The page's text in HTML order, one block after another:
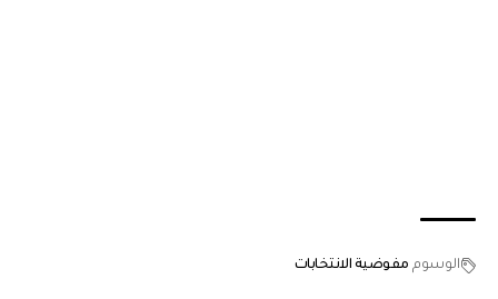
الوسوم مفوضية الانتخابات